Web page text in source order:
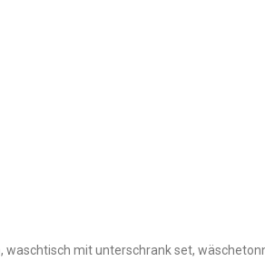
mit unterschrank set,